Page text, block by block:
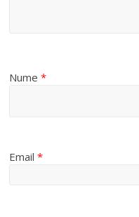
Nume*
Email*